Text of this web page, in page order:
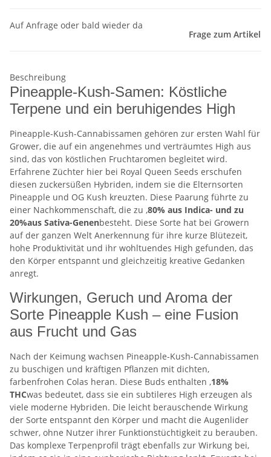
Auf Anfrage oder bald wieder da
Frage zum Artikel
Beschreibung
Pineapple-Kush-Samen: Köstliche
Terpene und ein beruhigendes High
Pineapple-Kush-Cannabissamen gehören zur ersten Wahl für
Grower, die auf ein angenehmes und verträumtes High aus
sind, das von köstlichen Fruchtaromen begleitet wird.
Erfahrene Züchter hier bei Royal Queen Seeds erschufen
diesen zuckersüßen Hybriden, indem sie die Elternsorten
Pineapple und OG Kush kreuzten. Diese Paarung führte zu
einer Nachkommenschaft, die zu ,80% aus Indica- und zu
20%aus Sativa-Genenbesteht. Diese Sorte hat bei Growern
auf der ganzen Welt Anerkennung für ihre kurze Blütezeit,
hohe Produktivität und ihr wohltuendes High gefunden, das
den Körper entspannt und gleichzeitig kreative Gedanken
anregt.
Wirkungen, Geruch und Aroma der
Sorte Pineapple Kush – eine Fusion
aus Frucht und Gas
Nach der Keimung wachsen Pineapple-Kush-Cannabissamen
zu buschigen und kräftigen Pflanzen mit dichten,
farbenfrohen Colas heran. Diese Buds enthalten ,18%
THCwas bedeutet, dass sie ein subtileres High erzeugen als
viele moderne Hybriden. Die leicht berauschende Wirkung
der Sorte entspannt den Körper und macht die Augenlider
schwer, ohne Nutzer ihrer Funktionstüchtigkeit zu berauben.
Das komplexe Terpenprofil trägt ebenfalls zur Wirkung bei,